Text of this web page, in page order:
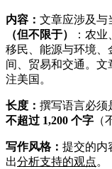
内容： 文章应涉及与
（但不限于）
：农
移民、能源与环境、
间、贸易和交通。
注美国。
长度： 撰写语言必须
不超过 1,200 个字
写作风格： 提交的内
出分析支持的观点。